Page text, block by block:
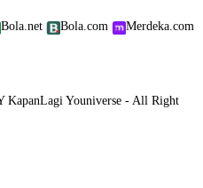
Bola.net Bola.com
Merdeka.com
Youniverse - All Right